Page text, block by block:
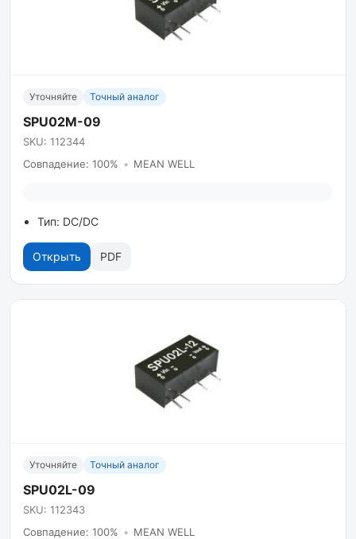
Уточняйте Точный аналог
SPU02M-09
SKU: 112344
Совпадение: 100% • MEAN WELL
Тип: DC/DC
Открыть PDF
Уточняйте Точный аналог
SPU02L-09
SKU: 112343
Совпадение: 100% • MEAN WELL